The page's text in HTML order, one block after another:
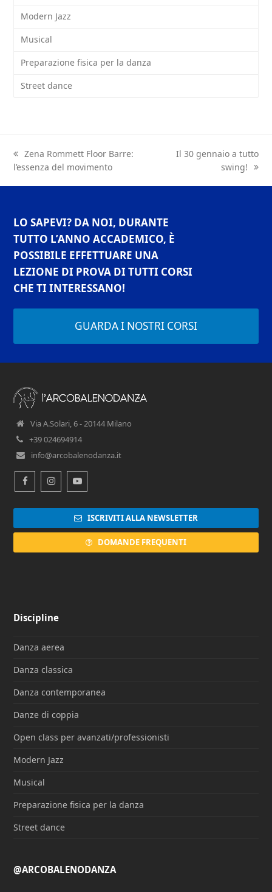
Modern Jazz
Musical
Preparazione fisica per la danza
Street dance
previous
post:
Zena Rommett Floor Barre:
l’essenza del movimento
next
Il 30 gennaio a tutto
swing!
LO SAPEVI? DA NOI, DURANTE
TUTTO L’ANNO ACCADEMICO, È
POSSIBILE EFFETTUARE UNA
LEZIONE DI PROVA DI TUTTI CORSI
CHE TI INTERESSANO!
GUARDA I NOSTRI CORSI
Via A.Solari, 6 - 20144 Milano
+39 024694914
info@arcobalenodanza.it
FacebookInstagramYoutube
ISCRIVITI ALLA NEWSLETTER
DOMANDE FREQUENTI
Discipline
Danza aerea
Danza classica
Danza contemporanea
Danze di coppia
Open class per avanzati/professionisti
Modern Jazz
Musical
Preparazione fisica per la danza
Street dance
@ARCOBALENODANZA